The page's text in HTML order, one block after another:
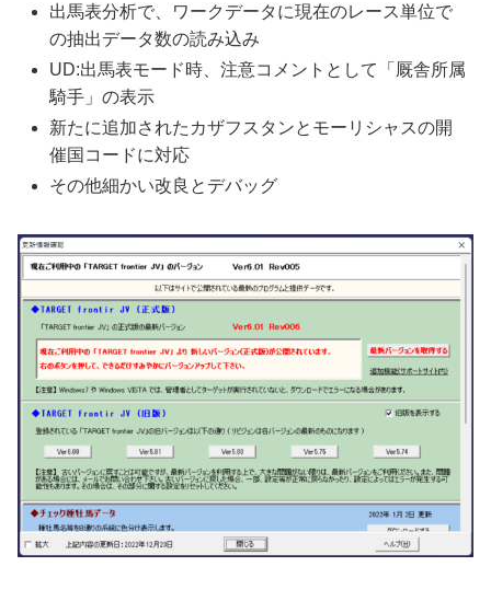
出馬表分析で、ワークデータに現在のレース単位で
の抽出データ数の読み込み
UD:出馬表モード時、注意コメントとして「厩舎所属
騎手」の表示
新たに追加されたカザフスタンとモーリシャスの開
催国コードに対応
その他細かい改良とデバッグ